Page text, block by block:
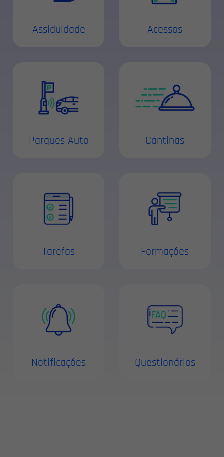
Assiduidade Acessos
Parques Auto Cantinas
Tarefas Formações
Notificações Questionários